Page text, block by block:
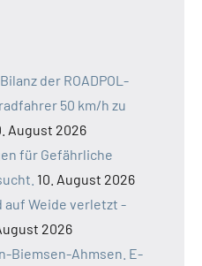
der ROADPOL-
50 km/h zu
August 2026
für Gefährliche
10. August 2026
auf Weide verletzt -
2026
Biemsen-Ahmsen. E-